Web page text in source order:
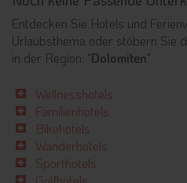
Entdecken Sie Hotels und
Urlaubsthema oder stöbern Sie
in der Region: "Dolomiten"
Wellnesshotels
Familienhotels
Bikehotels
Wanderhotels
Sporthotels